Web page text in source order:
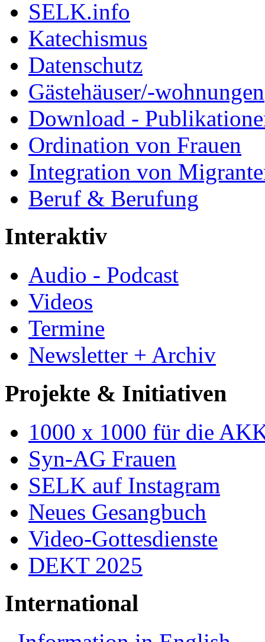
SELK.info
Katechismus
Datenschutz
Gästehäuser/-wohnungen
Download -
Ordination von Frauen
Integration von
Beruf & Berufung
Interaktiv
Audio - Podcast
Videos
Termine
Newsletter + Archiv
Projekte & Initiativen
1000 x 1000 für die
Syn-AG Frauen
SELK auf Instagram
Neues Gesangbuch
Video-Gottesdienste
DEKT 2025
International